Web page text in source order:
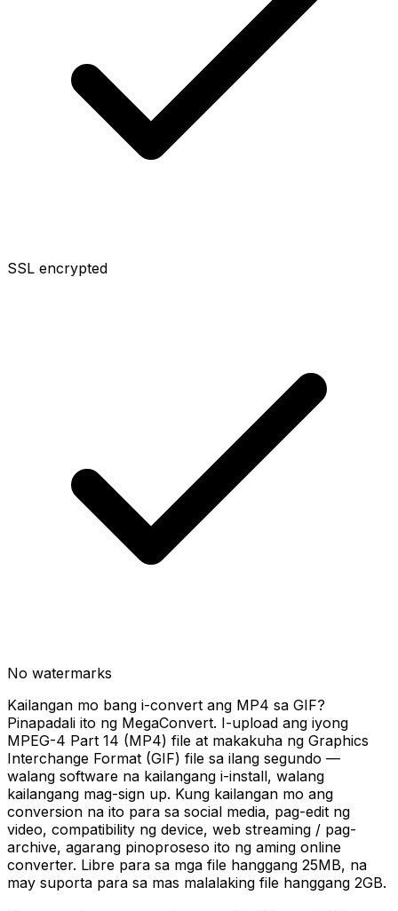
SSL encrypted
No watermarks
Kailangan mo bang i-convert ang MP4 sa GIF?
Pinapadali ito ng MegaConvert. I-upload ang iyong
MPEG-4 Part 14 (MP4) file at makakuha ng Graphics
Interchange Format (GIF) file sa ilang segundo —
walang software na kailangang i-install, walang
kailangang mag-sign up. Kung kailangan mo ang
conversion na ito para sa social media, pag-edit ng
video, compatibility ng device, web streaming / pag-
archive, agarang pinoproseso ito ng aming online
converter. Libre para sa mga file hanggang 25MB, na
may suporta para sa mas malalaking file hanggang 2GB.